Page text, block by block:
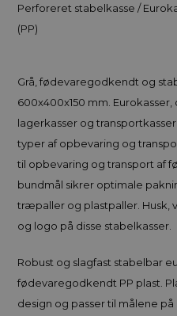
Perforeret stabelkasse /
(PP)
Grå, fødevaregodkendt og
600x400x150 mm.
lagerkasser og
typer af opbevaring og
til opbevaring og transport af
bundmål sikrer optimale
træpaller og plastpaller. Husk,
og logo på disse stabelkasser.
Robust og slagfast stabelbar
fødevaregodkendt PP plast.
design og passer til målene på